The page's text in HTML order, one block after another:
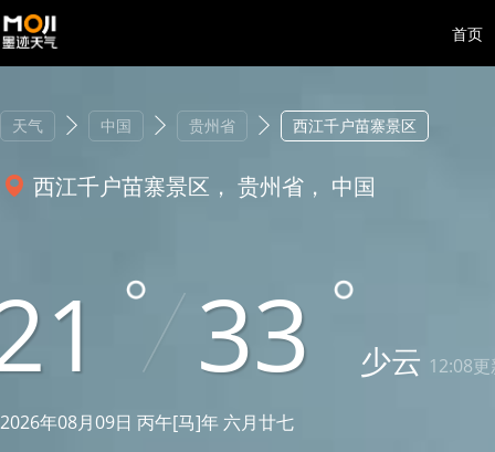
首页
天气 中国 贵州省 西江千户苗寨景区
西江千户苗寨景区， 贵州省， 中国
33 少云 12:08
2026年08月09日 丙午[马]年 六月廿七